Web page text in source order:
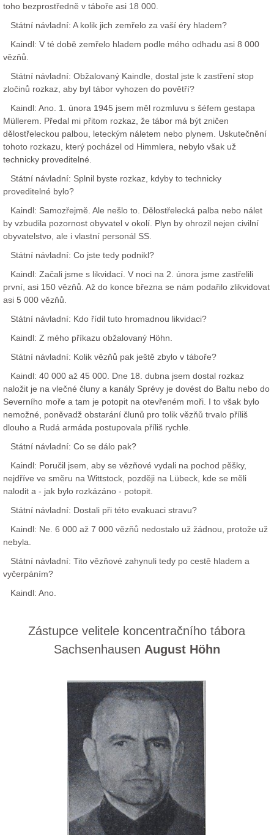
toho bezprostředně v táboře asi 18 000.
Státní návladní: A kolik jich zemřelo za vaší éry hladem?
Kaindl: V té době zemřelo hladem podle mého odhadu asi 8 000
vězňů.
Státní návladní: Obžalovaný Kaindle, dostal jste k zastření stop
zločinů rozkaz, aby byl tábor vyhozen do povětří?
Kaindl: Ano. 1. února 1945 jsem měl rozmluvu s šéfem gestapa
Müllerem. Předal mi přitom rozkaz, že tábor má být zničen
dělostřeleckou palbou, leteckým náletem nebo plynem. Uskutečnění
tohoto rozkazu, který pocházel od Himmlera, nebylo však už
technicky proveditelné.
Státní návladní: Splnil byste rozkaz, kdyby to technicky
proveditelné bylo?
Kaindl: Samozřejmě. Ale nešlo to. Dělostřelecká palba nebo nálet
by vzbudila pozornost obyvatel v okolí. Plyn by ohrozil nejen civilní
obyvatelstvo, ale i vlastní personál SS.
Státní návladní: Co jste tedy podnikl?
Kaindl: Začali jsme s likvidací. V noci na 2. února jsme zastřelili
první, asi 150 vězňů. Až do konce března se nám podařilo zlikvidovat
asi 5 000 vězňů.
Státní návladní: Kdo řídil tuto hromadnou likvidaci?
Kaindl: Z mého příkazu obžalovaný Höhn.
Státní návladní: Kolik vězňů pak ještě zbylo v táboře?
Kaindl: 40 000 až 45 000. Dne 18. dubna jsem dostal rozkaz
naložit je na vlečné čluny a kanály Sprévy je dovést do Baltu nebo do
Severního moře a tam je potopit na otevřeném moři. I to však bylo
nemožné, poněvadž obstarání člunů pro tolik vězňů trvalo příliš
dlouho a Rudá armáda postupovala příliš rychle.
Státní návladní: Co se dálo pak?
Kaindl: Poručil jsem, aby se vězňové vydali na pochod pěšky,
nejdříve ve směru na Wittstock, později na Lübeck, kde se měli
nalodit a - jak bylo rozkázáno - potopit.
Státní návladní: Dostali při této evakuaci stravu?
Kaindl: Ne. 6 000 až 7 000 vězňů nedostalo už žádnou, protože už
nebyla.
Státní návladní: Tito vězňové zahynuli tedy po cestě hladem a
vyčerpáním?
Kaindl: Ano.
Zástupce velitele koncentračního tábora
Sachsenhausen August Höhn